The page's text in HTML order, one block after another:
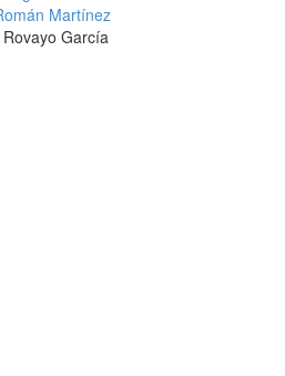
Martínez
García